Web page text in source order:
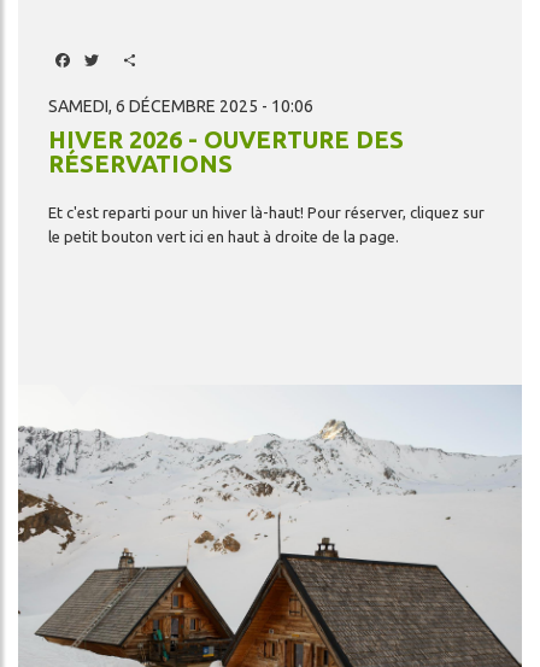
Facebook
Twitter
SAMEDI, 6 DÉCEMBRE 2025 - 10:06
HIVER 2026 - OUVERTURE DES
RÉSERVATIONS
Et c'est reparti pour un hiver là-haut! Pour réserver, cliquez sur
le petit bouton vert ici en haut à droite de la page.